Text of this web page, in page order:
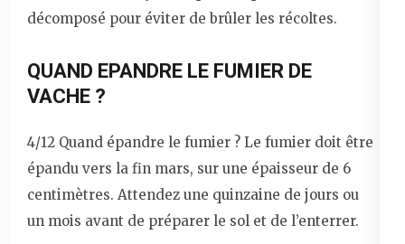
décomposé pour éviter de brûler les récoltes.
QUAND EPANDRE LE FUMIER DE
VACHE ?
4/12 Quand épandre le fumier ? Le fumier doit être
épandu vers la fin mars, sur une épaisseur de 6
centimètres. Attendez une quinzaine de jours ou
un mois avant de préparer le sol et de l’enterrer.